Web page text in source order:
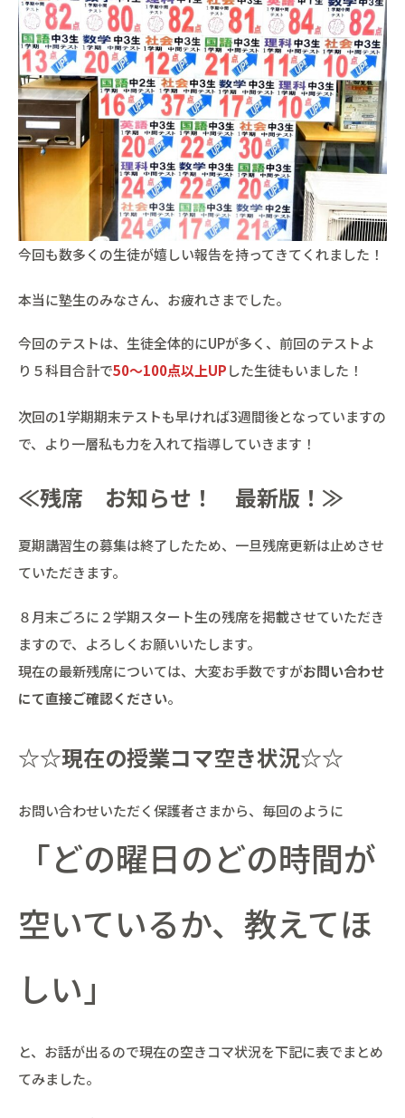
今回も数多くの生徒が嬉しい報告を持ってきてくれました！
本当に塾生のみなさん、お疲れさまでした。
今回のテストは、生徒全体的にUPが多く、前回のテストよ
り５科目合計で50～100点以上UPした生徒もいました！
次回の1学期期末テストも早ければ3週間後となっていますの
で、より一層私も力を入れて指導していきます！
≪残席 お知らせ！ 最新版！≫
夏期講習生の募集は終了したため、一旦残席更新は止めさせ
ていただきます。
８月末ごろに２学期スタート生の残席を掲載させていただき
ますので、よろしくお願いいたします。
現在の最新残席については、大変お手数ですがお問い合わせ
にて直接ご確認ください。
☆☆現在の授業コマ空き状況☆☆
お問い合わせいただく保護者さまから、毎回のように
「どの曜日のどの時間が
空いているか、教えてほ
しい」
と、お話が出るので現在の空きコマ状況を下記に表でまとめ
てみました。